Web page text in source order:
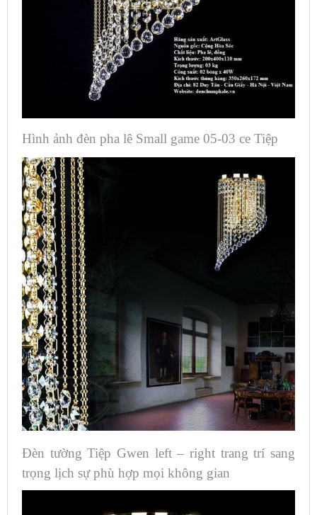
Hình ảnh đèn pha lê Small game 05-03 ce Tiệp
Đèn tường Tiệp Gwen left – right trang trí sang
trọng lịch sự phù hợp mọi không gian